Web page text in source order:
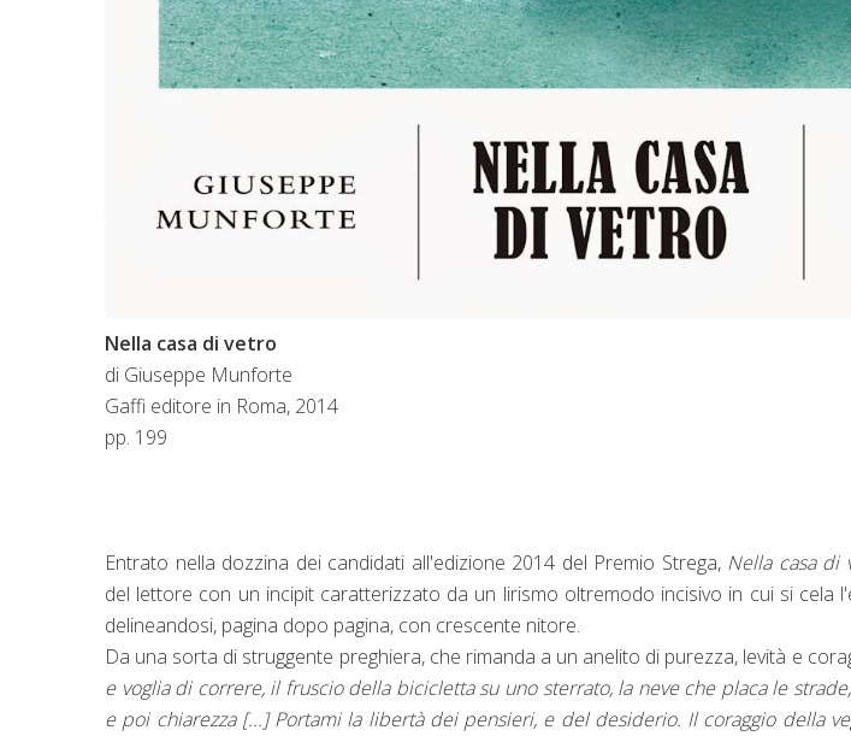
Nella casa di vetro
di Giuseppe Munforte
Gaffi editore in Roma, 2014
pp. 199
Entrato nella dozzina dei candidati all'edizione 2014 del Premio Strega, Nella casa di
del lettore con un incipit caratterizzato da un lirismo oltremodo incisivo in cui si cela
delineandosi, pagina dopo pagina, con crescente nitore.
Da una sorta di struggente preghiera, che rimanda a un anelito di purezza, levità e
e voglia di correre, il fruscio della bicicletta su uno sterrato, la neve che placa le
e poi chiarezza [...] Portami la libertà dei pensieri, e del desiderio. Il coraggio della